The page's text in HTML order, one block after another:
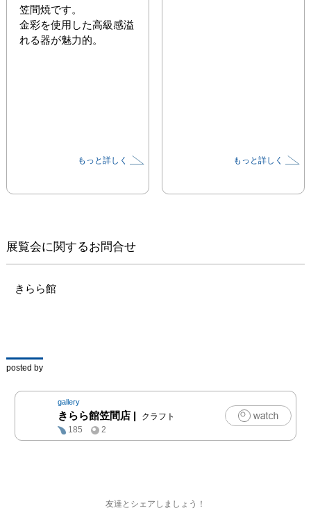
笠間焼です。
金彩を使用した高級感溢
れる器が魅力的。
もっと詳しく もっと詳しく
展覧会に関するお問合せ
きらら館
posted by
gallery
きらら館笠間店 |
クラフト
185
2
友達とシェアしましょう！